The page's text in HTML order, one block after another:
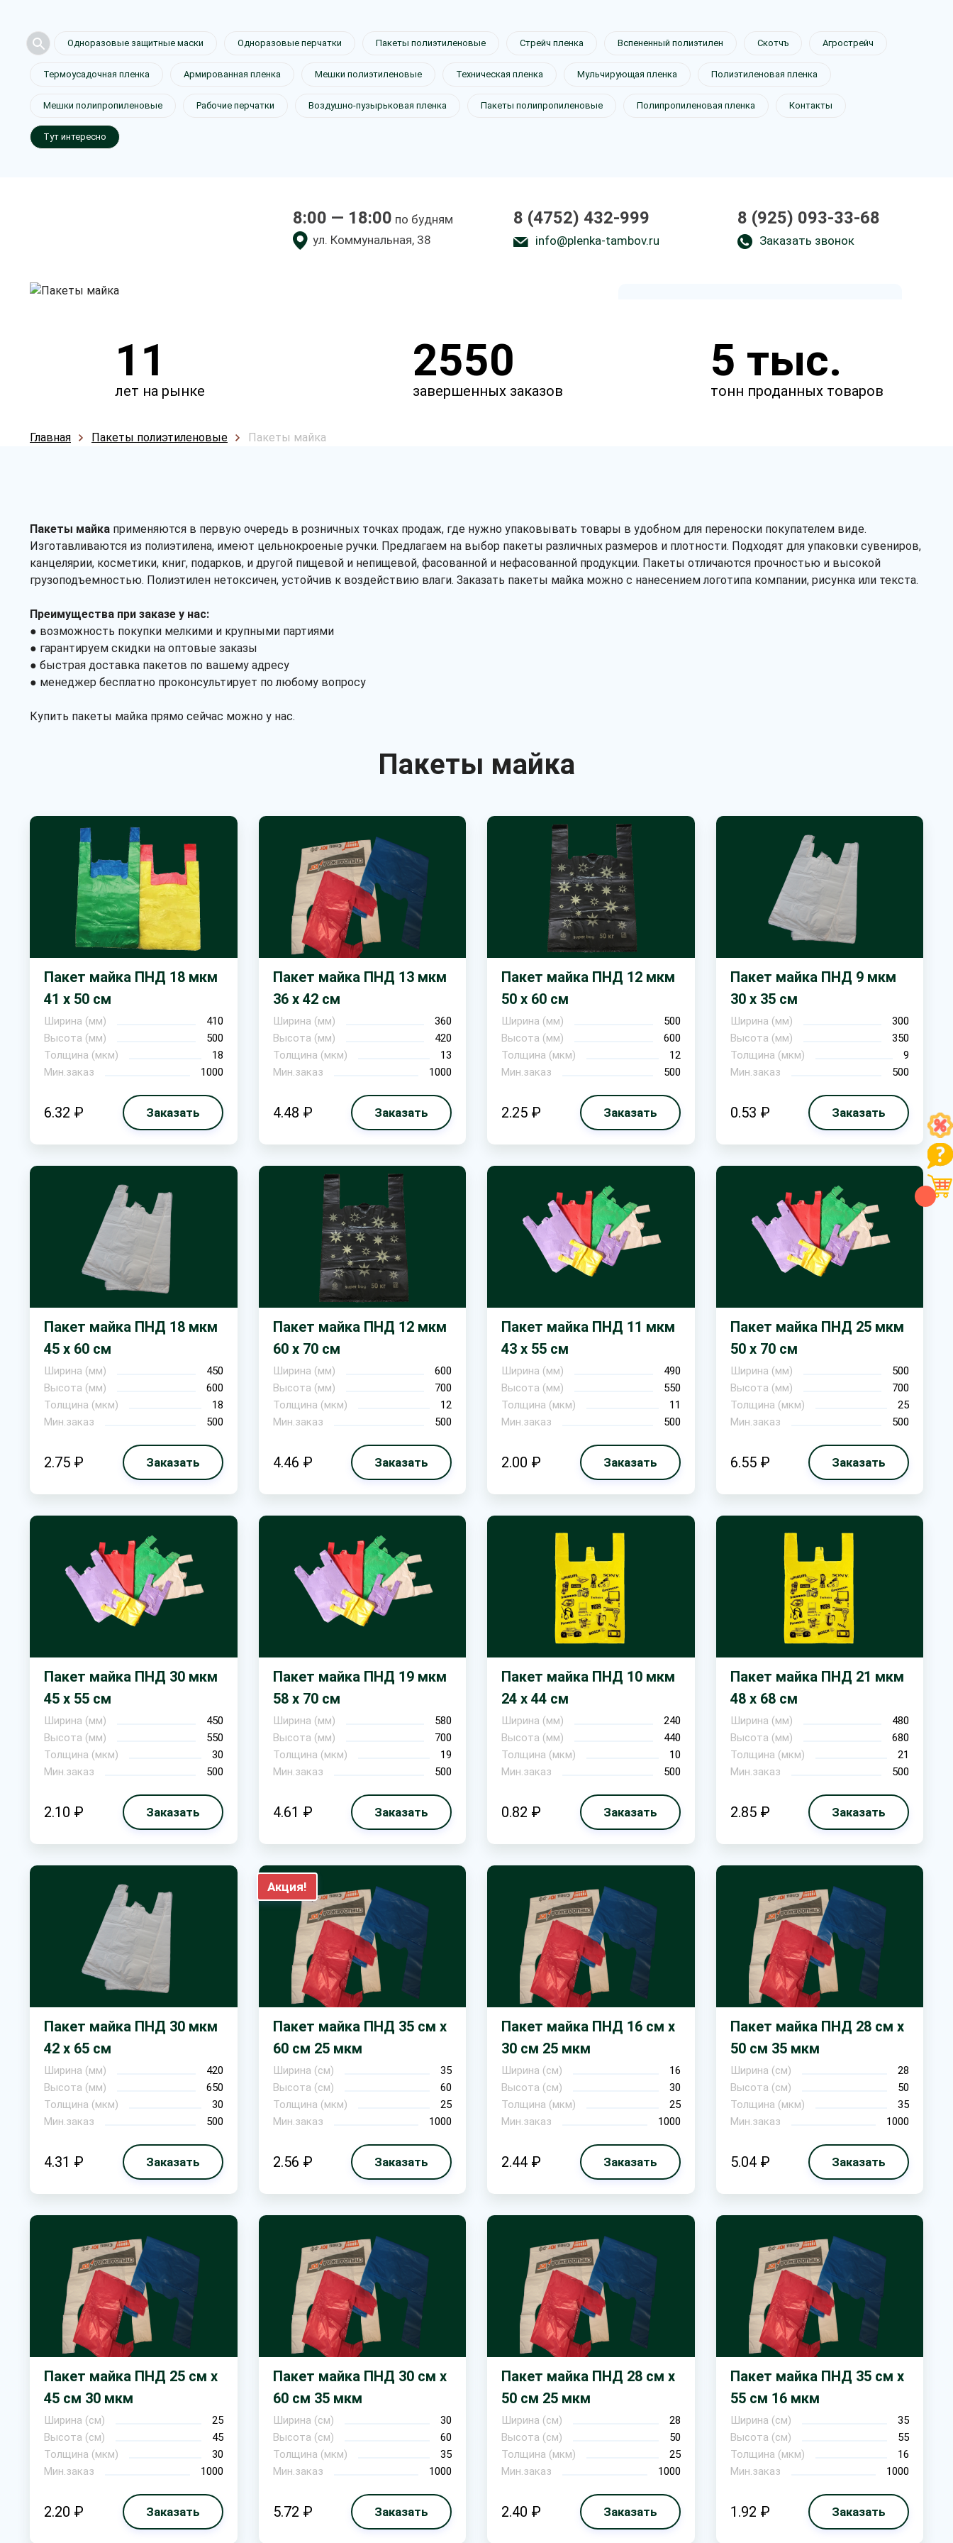
Одноразовые защитные маски Одноразовые перчатки Пакеты полиэтиленовые Стрейч пленка Вспененный полиэтилен Скотчъ Агрострейч
Термоусадочная пленка Армированная пленка Мешки полиэтиленовые Техническая пленка Мульчирующая пленка Полиэтиленовая пленка
Мешки полипропиленовые Рабочие перчатки Воздушно-пузырьковая пленка Пакеты полипропиленовые Полипропиленовая пленка Контакты
Тут интересно
8:00 — 18:00 по будням
ул. Коммунальная, 38
8 (4752) 432-999
info@plenka-tambov.ru
8 (925) 093-33-68
Заказать звонок
Пакеты майка
в Тамбове
только приятные цены
и через несколько минут наш
менеджер свяжется с вами.
11
лет на рынке
2550
завершенных заказов
5 тыс.
тонн проданных товаров
Главная Пакеты полиэтиленовые Пакеты майка
Пакеты майка применяются в первую очередь в розничных точках продаж, где нужно упаковывать товары в удобном для переноски покупателем виде.
Изготавливаются из полиэтилена, имеют цельнокроеные ручки. Предлагаем на выбор пакеты различных размеров и плотности. Подходят для упаковки сувениров,
канцелярии, косметики, книг, подарков, и другой пищевой и непищевой, фасованной и нефасованной продукции. Пакеты отличаются прочностью и высокой
грузоподъемностью. Полиэтилен нетоксичен, устойчив к воздействию влаги. Заказать пакеты майка можно с нанесением логотипа компании, рисунка или текста.
Преимущества при заказе у нас:
● возможность покупки мелкими и крупными партиями
● гарантируем скидки на оптовые заказы
● быстрая доставка пакетов по вашему адресу
● менеджер бесплатно проконсультирует по любому вопросу
Купить пакеты майка прямо сейчас можно у нас.
Пакеты майка
Пакет майка ПНД 18 мкм
41 х 50 см
Ширина (мм)
410
Высота (мм)
500
Толщина (мкм)
18
Мин.заказ
1000
6.32 ₽ Заказать
Пакет майка ПНД 13 мкм
36 х 42 см
Ширина (мм)
360
Высота (мм)
420
Толщина (мкм)
13
Мин.заказ
1000
4.48 ₽ Заказать
Пакет майка ПНД 12 мкм
50 х 60 см
Ширина (мм)
500
Высота (мм)
600
Толщина (мкм)
12
Мин.заказ
500
2.25 ₽ Заказать
Пакет майка ПНД 9 мкм
30 х 35 см
Ширина (мм)
300
Высота (мм)
350
Толщина (мкм)
9
Мин.заказ
500
0.53 ₽ Заказать
Пакет майка ПНД 18 мкм
45 х 60 см
Ширина (мм)
450
Высота (мм)
600
Толщина (мкм)
18
Мин.заказ
500
2.75 ₽ Заказать
Пакет майка ПНД 12 мкм
60 х 70 см
Ширина (мм)
600
Высота (мм)
700
Толщина (мкм)
12
Мин.заказ
500
4.46 ₽ Заказать
Пакет майка ПНД 11 мкм
43 х 55 см
Ширина (мм)
490
Высота (мм)
550
Толщина (мкм)
11
Мин.заказ
500
2.00 ₽ Заказать
Пакет майка ПНД 25 мкм
50 х 70 см
Ширина (мм)
500
Высота (мм)
700
Толщина (мкм)
25
Мин.заказ
500
6.55 ₽ Заказать
Пакет майка ПНД 30 мкм
45 х 55 см
Ширина (мм)
450
Высота (мм)
550
Толщина (мкм)
30
Мин.заказ
500
2.10 ₽ Заказать
Пакет майка ПНД 19 мкм
58 х 70 см
Ширина (мм)
580
Высота (мм)
700
Толщина (мкм)
19
Мин.заказ
500
4.61 ₽ Заказать
Пакет майка ПНД 10 мкм
24 х 44 см
Ширина (мм)
240
Высота (мм)
440
Толщина (мкм)
10
Мин.заказ
500
0.82 ₽ Заказать
Пакет майка ПНД 21 мкм
48 х 68 см
Ширина (мм)
480
Высота (мм)
680
Толщина (мкм)
21
Мин.заказ
500
2.85 ₽ Заказать
Пакет майка ПНД 30 мкм
42 х 65 см
Ширина (мм)
420
Высота (мм)
650
Толщина (мкм)
30
Мин.заказ
500
4.31 ₽ Заказать
Акция!
Пакет майка ПНД 35 см х
60 см 25 мкм
Ширина (см)
35
Высота (см)
60
Толщина (мкм)
25
Мин.заказ
1000
2.56 ₽ Заказать
Пакет майка ПНД 16 см х
30 см 25 мкм
Ширина (см)
16
Высота (см)
30
Толщина (мкм)
25
Мин.заказ
1000
2.44 ₽ Заказать
Пакет майка ПНД 28 см х
50 см 35 мкм
Ширина (см)
28
Высота (см)
50
Толщина (мкм)
35
Мин.заказ
1000
5.04 ₽ Заказать
Пакет майка ПНД 25 см х
45 см 30 мкм
Ширина (см)
25
Высота (см)
45
Толщина (мкм)
30
Мин.заказ
1000
2.20 ₽ Заказать
Пакет майка ПНД 30 см х
60 см 35 мкм
Ширина (см)
30
Высота (см)
60
Толщина (мкм)
35
Мин.заказ
1000
5.72 ₽ Заказать
Пакет майка ПНД 28 см х
50 см 25 мкм
Ширина (см)
28
Высота (см)
50
Толщина (мкм)
25
Мин.заказ
1000
2.40 ₽ Заказать
Пакет майка ПНД 35 см х
55 см 16 мкм
Ширина (см)
35
Высота (см)
55
Толщина (мкм)
16
Мин.заказ
1000
1.92 ₽ Заказать